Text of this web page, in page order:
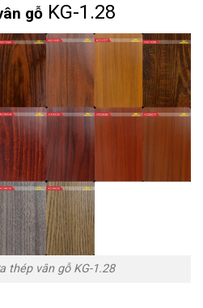
gỗ KG-1.28
thép vân gỗ KG-1.28